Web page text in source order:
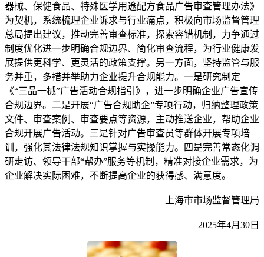
器械、保健食品、特殊医学用途配方食品广告审查管理办法》
为契机，系统梳理企业诉求与行业痛点，积极向市场监督管理
总局提出建议，推动完善审查标准，探索容错机制，力争通过
制度优化进一步明确合规边界、简化审查流程，为行业健康发
展提供更科学、更灵活的政策支撑。另一方面，坚持监管与服
务并重，多措并举助力企业提升合规能力。一是研究制定
《“三品一械”广告活动合规指引》，进一步明确企业广告宣传
合规边界。二是开展“广告合规助企”专项行动，归纳整理政策
文件、审查案例、审查要点等资源，主动推送企业，帮助企业
合规开展广告活动。三是针对广告审查员等群体开展专项培
训，强化其法律法规知识掌握与实操能力。四是完善常态化调
研走访、领导干部“帮办”服务等机制，精准对接企业需求，为
企业解决实际困难，不断提高企业的获得感、满意度。
上海市市场监督管理局
2025年4月30日